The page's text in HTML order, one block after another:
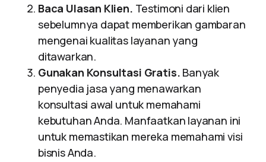
Baca Ulasan Klien. Testimoni dari klien
sebelumnya dapat memberikan gambaran
mengenai kualitas layanan yang
ditawarkan.
Gunakan Konsultasi Gratis. Banyak
penyedia jasa yang menawarkan
konsultasi awal untuk memahami
kebutuhan Anda. Manfaatkan layanan ini
untuk memastikan mereka memahami visi
bisnis Anda.